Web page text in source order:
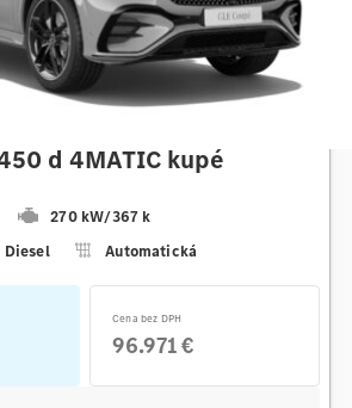
d 4MATIC kupé
270 kW/367 k
Diesel
Automatická
Cena bez DPH
96.971 €